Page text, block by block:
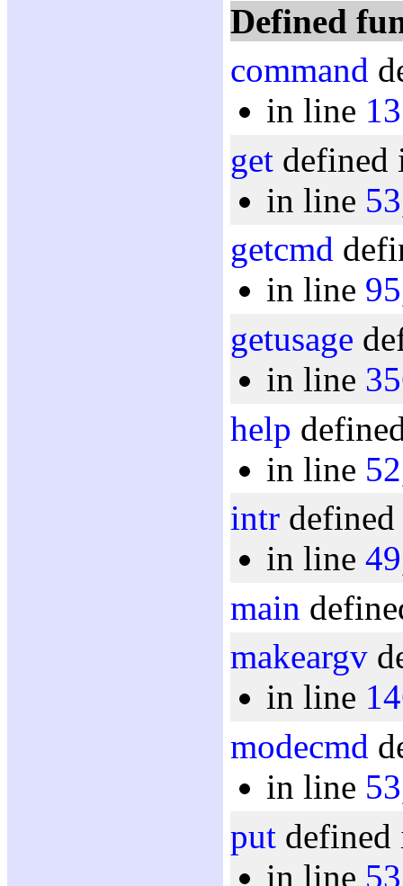
Defined
command
in line
get
in line 53
getcmd
in line 95
getusage
in line
help
in line 52
intr
in line 49
main
makeargv
in line
modecmd
in line 53
put
in line 53